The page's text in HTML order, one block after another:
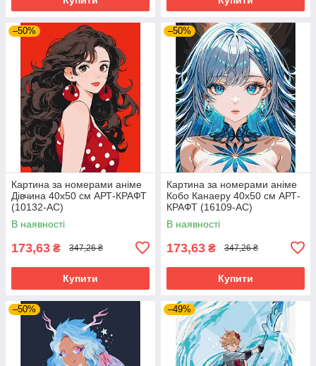
–50%
Картина за номерами аніме
Дівчина 40х50 см АРТ-КРАФТ
(10132-AC)
В наявності
173,63 ₴ 347,26 ₴
Купити
–50%
Картина за номерами аніме
Кобо Канаеру 40х50 см АРТ-
КРАФТ (16109-AC)
В наявності
173,63 ₴ 347,26 ₴
Купити
–50% –49%